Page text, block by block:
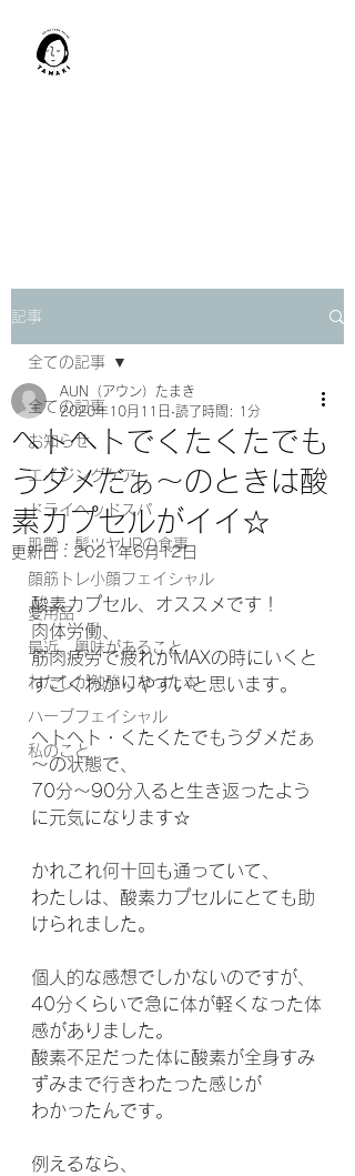
記事
全ての記事
お知らせ
エイジングケア
ドライヘッドスパ
肌艶・髪ツヤUPの食事
顔筋トレ小顔フェイシャル
愛用品
最近、興味があること
わたしが勉強になった本
ハーブフェイシャル
私のこと
全ての記事
ヘトヘトでくたくたでも
うダメだぁ～のときは酸
素カプセルがイイ☆
AUN（アウン）たまき
2020年10月11日 読了時間: 1分
更新日： 2021年6月12日
酸素カプセル、オススメです！
肉体労働、
筋肉疲労で疲れがMAXの時にいくと
すごくわかりやすいと思います。
ヘトヘト・くたくたでもうダメだぁ
～の状態で、
70分～90分入ると生き返ったよう
に元気になります☆
かれこれ何十回も通っていて、
わたしは、酸素カプセルにとても助
けられました。
個人的な感想でしかないのですが、
40分くらいで急に体が軽くなった体
感がありました。
酸素不足だった体に酸素が全身すみ
ずみまで行きわたった感じが
わかったんです。
例えるなら、